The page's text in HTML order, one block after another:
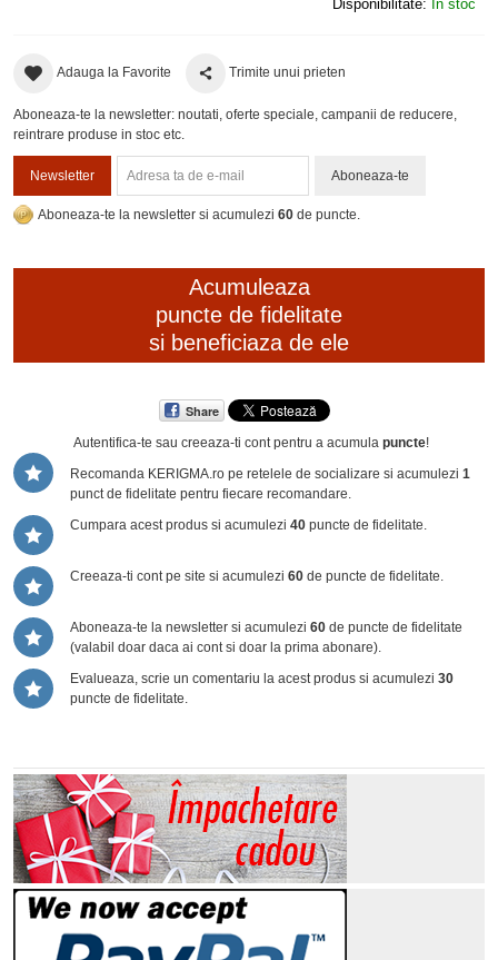
Disponibilitate: In stoc
Adauga la Favorite Trimite unui prieten
Aboneaza-te la newsletter: noutati, oferte speciale, campanii de reducere,
reintrare produse in stoc etc.
Newsletter Aboneaza-te
Aboneaza-te la newsletter si acumulezi 60 de puncte.
Acumuleaza
puncte de fidelitate
si beneficiaza de ele
Share
Autentifica-te sau creeaza-ti contpentru a acumula puncte!
Recomanda KERIGMA.ro pe retelele de socializare si acumulezi 1
punct de fidelitate pentru fiecare recomandare.
Cumpara acest produs si acumulezi 40 puncte de fidelitate.
Creeaza-ti cont pe site si acumulezi 60 de puncte de fidelitate.
Aboneaza-te la newsletter si acumulezi 60 de puncte de fidelitate
(valabil doar daca ai cont si doar la prima abonare).
Evalueaza, scrie un comentariu la acest produs si acumulezi 30
puncte de fidelitate.